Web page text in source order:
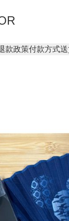
款政策付款方式